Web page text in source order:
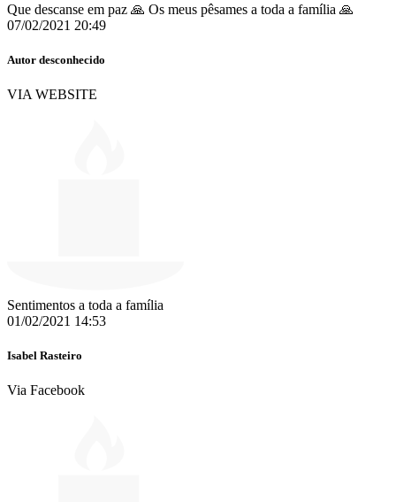
Que descanse em paz 🙏 Os meus pêsames a toda a família 🙏
07/02/2021 20:49
Autor desconhecido
VIA WEBSITE
Sentimentos a toda a família
01/02/2021 14:53
Isabel Rasteiro
Via Facebook